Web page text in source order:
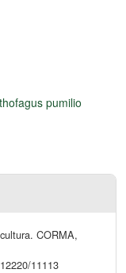
pumilio
CORMA,
11113